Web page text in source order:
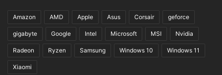
Amazon AMD Apple Asus Corsair geforce
gigabyte Google Intel Microsoft MSI Nvidia
Radeon Ryzen Samsung Windows 10 Windows 11
Xiaomi